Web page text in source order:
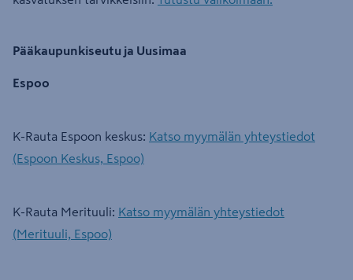
Pääkaupunkiseutu ja Uusimaa
Espoo
K-Rauta Espoon keskus: Katso myymälän yhteystiedot
(Espoon Keskus, Espoo)
K-Rauta Merituuli: Katso myymälän yhteystiedot
(Merituuli, Espoo)